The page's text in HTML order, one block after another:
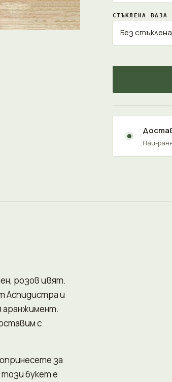
СТЪКЛЕНА ВАЗА
Най-
розов цвят.
Аспидистра и
аранжимент.
с
за
букет е